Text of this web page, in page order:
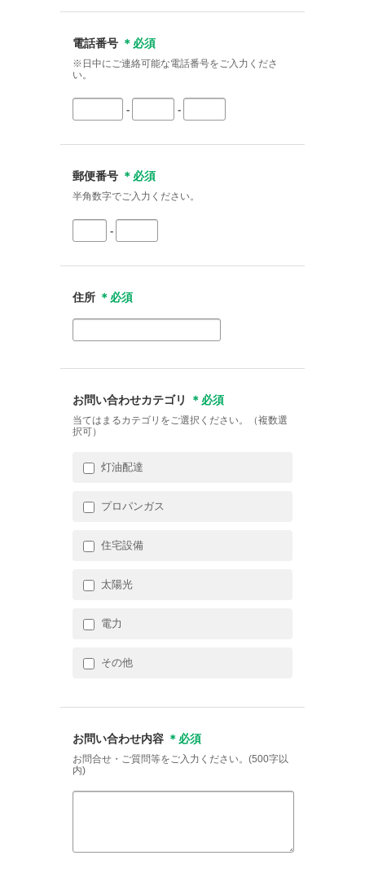
電話番号 ＊必須
※日中にご連絡可能な電話番号をご入力くださ
い。
- -
郵便番号 ＊必須
半角数字でご入力ください。
-
住所 ＊必須
お問い合わせカテゴリ ＊必須
当てはまるカテゴリをご選択ください。（複数選
択可）
灯油配達
プロパンガス
住宅設備
太陽光
電力
その他
お問い合わせ内容 ＊必須
お問合せ・ご質問等をご入力ください。(500字以
内)